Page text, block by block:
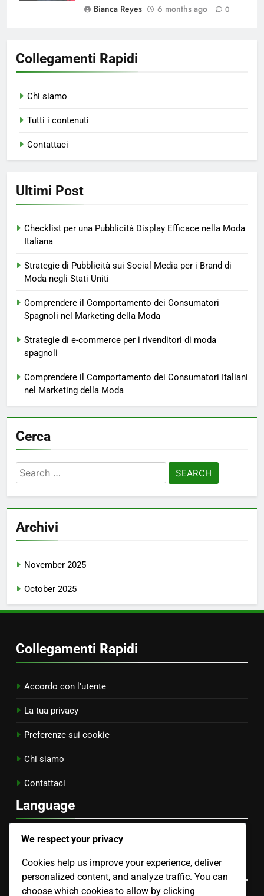
Bianca Reyes
6 months ago 0
Collegamenti Rapidi
Chi siamo
Tutti i contenuti
Contattaci
Ultimi Post
Checklist per una Pubblicità Display Efficace nella Moda
Italiana
Strategie di Pubblicità sui Social Media per i Brand di
Moda negli Stati Uniti
Comprendere il Comportamento dei Consumatori
Spagnoli nel Marketing della Moda
Strategie di e-commerce per i rivenditori di moda
spagnoli
Comprendere il Comportamento dei Consumatori Italiani
nel Marketing della Moda
Cerca
Search
for:
Archivi
November 2025
October 2025
Collegamenti Rapidi
Accordo con l’utente
La tua privacy
Preferenze sui cookie
Chi siamo
Contattaci
Language
Spanish▾
Categorie
We respect your privacy
Cookies help us improve your experience, deliver
personalized content, and analyze traffic. You can
choose which cookies to allow by clicking